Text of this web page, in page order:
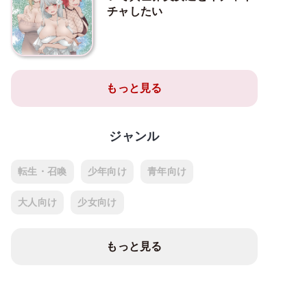
チャしたい
もっと見る
ジャンル
転生・召喚 少年向け 青年向け
大人向け 少女向け
もっと見る